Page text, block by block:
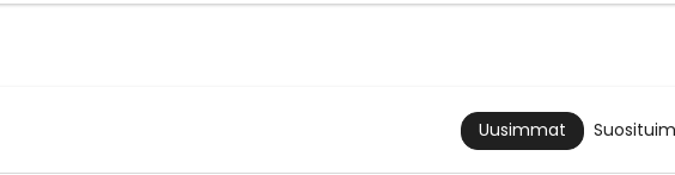
Uusimmat